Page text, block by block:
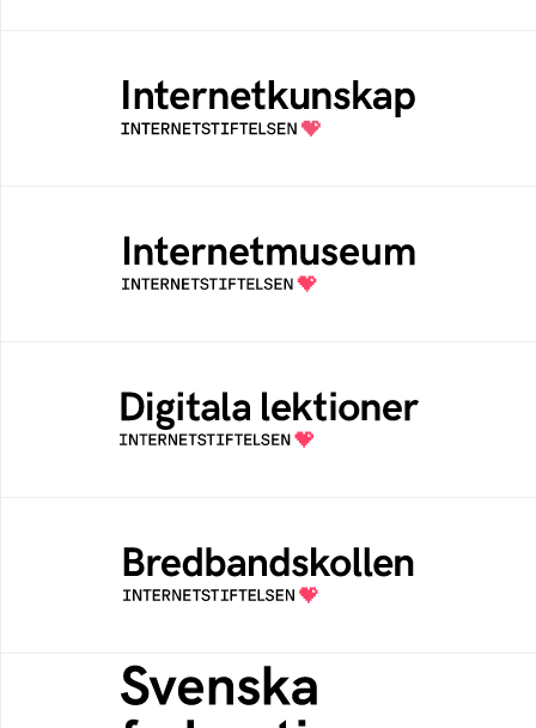
Samlad kunskap som hjälper dig att bli en
säker och medveten internetanvändare
Ett digitalt museum som byggts, och kureras
av Internetstiftelsen
Öppen digital lärresurs med färdiga lektioner
för alla stadier i grundskolan
Bredbandskollen är ett oberoende
konsumentverktyg som drivs av
Internetstiftelsen
Svenska federationer